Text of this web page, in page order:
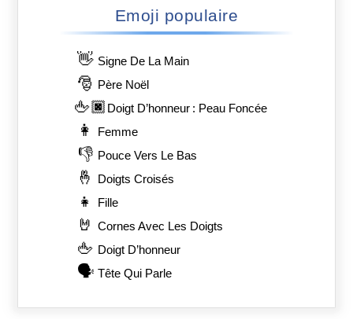
Emoji populaire
👋 Signe De La Main
🎅 Père Noël
🖕🏿 Doigt D’honneur : Peau Foncée
👩 Femme
👎 Pouce Vers Le Bas
🤞 Doigts Croisés
👧 Fille
🤘 Cornes Avec Les Doigts
🖕 Doigt D’honneur
🗣️ Tête Qui Parle